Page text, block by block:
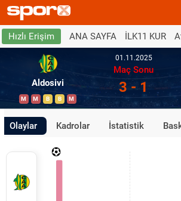
Hızlı Erişim ANA SAYFA İLK11 KUR
Aldosivi
M M B B M
01.11.2025
Maç Sonu
3 - 1
Olaylar Kadrolar İstatistik